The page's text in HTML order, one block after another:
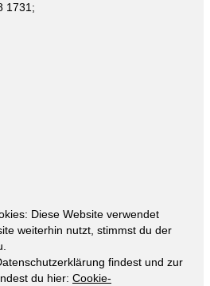
1731;
Diese Website verwendet
weiterhin nutzt, stimmst du der
findest und zur
du hier: Cookie-